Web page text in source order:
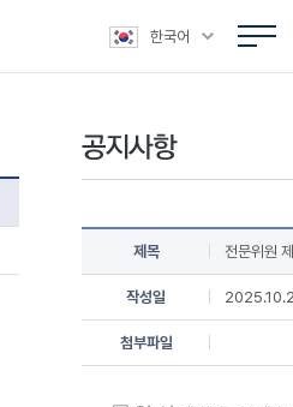
한국어
제목 전문위원
작성일
첨부파일